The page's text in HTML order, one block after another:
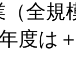
全規
度は